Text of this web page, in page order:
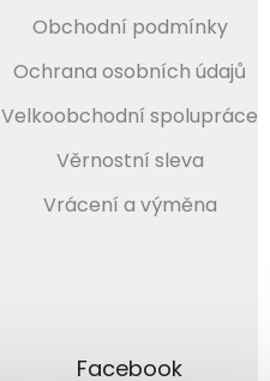
Obchodní podmínky
Ochrana osobních údajů
Velkoobchodní spolupráce
Věrnostní sleva
Vrácení a výměna
Facebook